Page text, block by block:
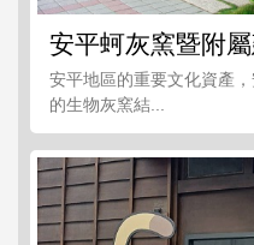
安平蚵灰窯暨附
安平地區的重要文化資產
的生物灰窯結...